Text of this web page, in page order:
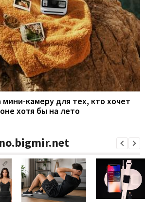
мини-камеру для тех, кто хочет
хотя бы на лето